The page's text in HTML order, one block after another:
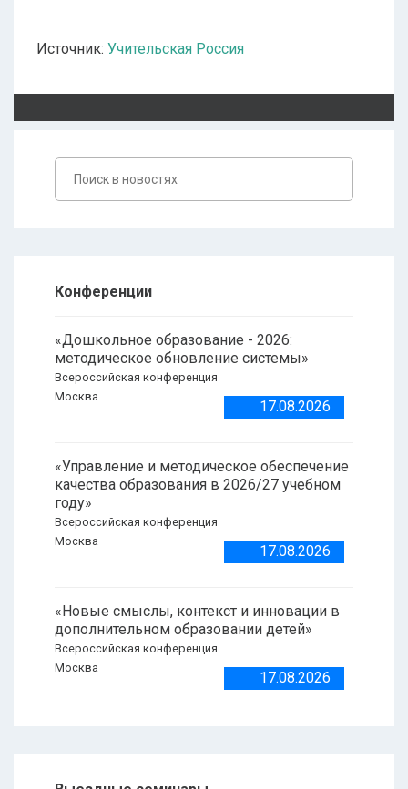
Источник: Учительская Россия
Конференции
«Дошкольное образование - 2026:
методическое обновление системы»
Всероссийская конференция
Москва
17.08.2026
«Управление и методическое обеспечение
качества образования в 2026/27 учебном
году»
Всероссийская конференция
Москва
17.08.2026
«Новые смыслы, контекст и инновации в
дополнительном образовании детей»
Всероссийская конференция
Москва
17.08.2026